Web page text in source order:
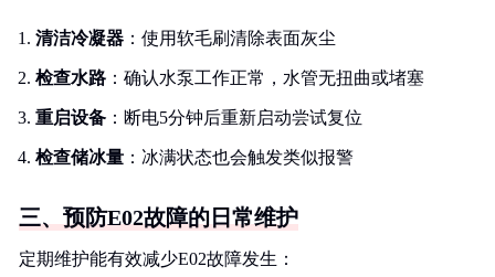
清洁冷凝器 ：使用软毛刷清除表面灰尘
检查水路 ：确认水泵工作正常，水管无扭曲或堵塞
重启设备 ：断电5分钟后重新启动尝试复位
检查储冰量 ：冰满状态也会触发类似报警
三、预防E02故障的日常维护
定期维护能有效减少E02故障发生：